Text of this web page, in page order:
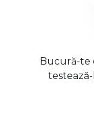
Bucură-te